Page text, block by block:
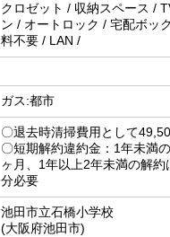
クロゼット / 収納スペース /
ン / オートロック / 宅配ボッ
料不要 / LAN /
ガス:都市
〇退去時清掃費用として
〇短期解約違約金：1年未満
ヶ月、1年以上2年未満の解約
分必要
池田市立石橋小学校
(大阪府池田市)